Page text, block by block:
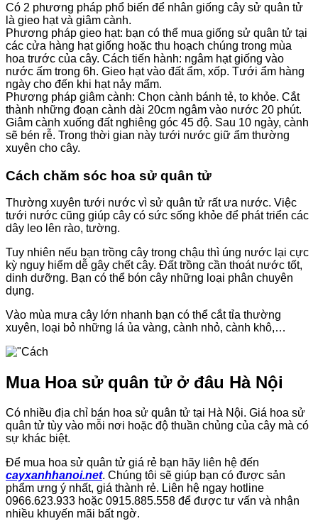
Có 2 phương pháp phổ biến để nhân giống cây sử quân tử
là gieo hạt và giâm cành.
Phương pháp gieo hạt: bạn có thể mua giống sử quân tử tại
các cửa hàng hạt giống hoặc thu hoạch chúng trong mùa
hoa trước của cây. Cách tiến hành: ngâm hạt giống vào
nước ấm trong 6h. Gieo hạt vào đất ẩm, xốp. Tưới ẩm hàng
ngày cho đến khi hạt nảy mẩm.
Phương pháp giâm cành: Chọn cành bánh tẻ, to khỏe. Cắt
thành những đoạn cành dài 20cm ngâm vào nước 20 phút.
Giâm cành xuống đất nghiêng góc 45 độ. Sau 10 ngày, cành
sẽ bén rễ. Trong thời gian này tưới nước giữ ẩm thường
xuyên cho cây.
Cách chăm sóc hoa sử quân tử
Thường xuyên tưới nước vì sử quân tử rất ưa nước. Việc
tưới nước cũng giúp cây có sức sống khỏe để phát triển các
dây leo lên rào, tường.
Tuy nhiên nếu bạn trồng cây trong chậu thì úng nước lại cực
kỳ nguy hiểm dễ gây chết cây. Đất trồng cần thoát nước tốt,
dinh dưỡng. Bạn có thể bón cây những loại phân chuyên
dụng.
Vào mùa mưa cây lớn nhanh bạn có thể cắt tỉa thường
xuyên, loại bỏ những lá ủa vàng, cành nhỏ, cành khô,…
Mua Hoa sử quân tử ở đâu Hà Nội
Có nhiều địa chỉ bán hoa sử quân tử tại Hà Nội. Giá hoa sử
quân tử tùy vào mỗi nơi hoặc độ thuần chủng của cây mà có
sự khác biệt.
Để mua hoa sử quân tử giá rẻ bạn hãy liên hệ đến
cayxanhhanoi.net. Chúng tôi sẽ giúp bạn có được sản
phẩm ưng ý nhất, giá thành rẻ. Liên hệ ngay hotline
0966.623.933 hoặc 0915.885.558 để được tư vấn và nhận
nhiều khuyến mãi bất ngờ.